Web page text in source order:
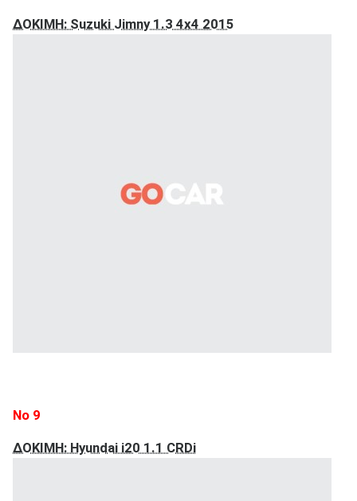
ΔΟΚΙΜΗ: Suzuki Jimny 1.3 4x4 2015
Νο 9
ΔΟΚΙΜΗ: Hyundai i20 1.1 CRDi